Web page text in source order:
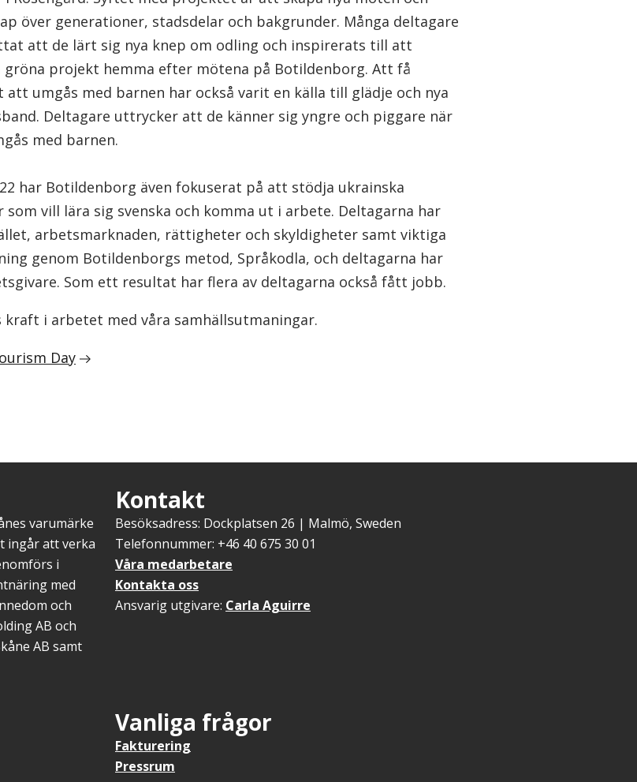
över generationer, stadsdelar och bakgrunder. Många deltagare
att de lärt sig nya knep om odling och inspirerats till att
projekt hemma efter mötena på Botildenborg. Att få
att umgås med barnen har också varit en källa till glädje och nya
Deltagare uttrycker att de känner sig yngre och piggare när
med barnen.
har Botildenborg även fokuserat på att stödja ukrainska
som vill lära sig svenska och komma ut i arbete. Deltagarna har
arbetsmarknaden, rättigheter och skyldigheter samt viktiga
genom Botildenborgs metod, Språkodla, och deltagarna har
Som ett resultat har flera av deltagarna också fått jobb.
i arbetet med våra samhällsutmaningar.
Day
varumärke
ingår att verka
i
med
och
AB och
AB samt
Kontakt
Besöksadress: Dockplatsen 26 | Malmö, Sweden
Telefonnummer: +46 40 675 30 01
Våra medarbetare
Kontakta oss
Ansvarig utgivare: Carla Aguirre
Vanliga frågor
Fakturering
Pressrum